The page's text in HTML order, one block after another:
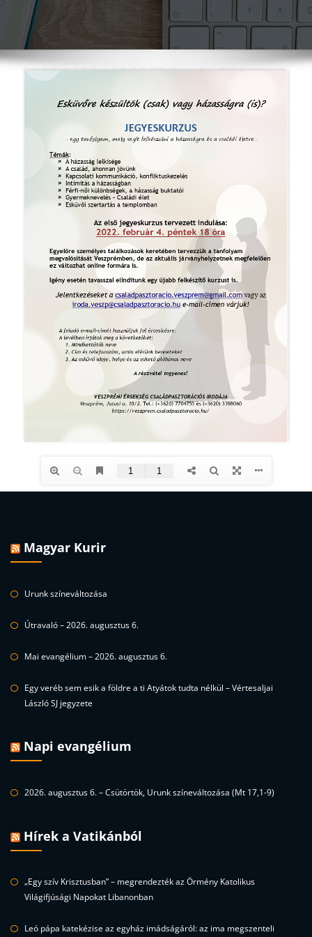
Magyar Kurir
Urunk színeváltozása
Útravaló – 2026. augusztus 6.
Mai evangélium – 2026. augusztus 6.
Egy veréb sem esik a földre a ti Atyátok tudta nélkül – Vértesaljai
László SJ jegyzete
Napi evangélium
2026. augusztus 6. – Csütörtök, Urunk színeváltozása (Mt 17,1-9)
Hírek a Vatikánból
„Egy szív Krisztusban” – megrendezték az Örmény Katolikus
Világifjúsági Napokat Libanonban
Leó pápa katekézise az egyház imádságáról: az ima megszenteli